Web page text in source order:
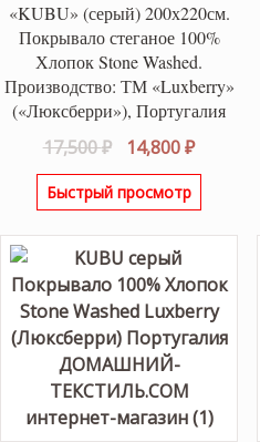
«KUBU» (серый) 200х220см.
Покрывало стеганое 100%
Хлопок Stone Washed.
Производство: ТМ «Luxberry»
(«Люксберри»), Португалия
17,500₽
Первоначальная
цена
составляла
14,800₽Текущая
цена:
Быстрый просмотр